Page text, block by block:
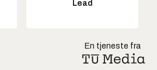
Lead
En tjeneste fra